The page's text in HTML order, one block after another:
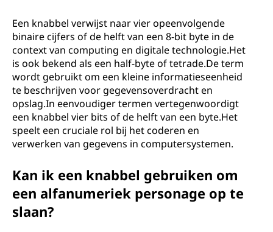
Een knabbel verwijst naar vier opeenvolgende
binaire cijfers of de helft van een 8-bit byte in de
context van computing en digitale technologie.Het
is ook bekend als een half-byte of tetrade.De term
wordt gebruikt om een ​​kleine informatieseenheid
te beschrijven voor gegevensoverdracht en
opslag.In eenvoudiger termen vertegenwoordigt
een knabbel vier bits of de helft van een byte.Het
speelt een cruciale rol bij het coderen en
verwerken van gegevens in computersystemen.
Kan ik een knabbel gebruiken om
een ​​alfanumeriek personage op te
slaan?